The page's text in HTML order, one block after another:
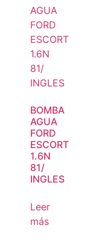
BOMBA
AGUA
FORD
ESCORT
1.6N
81/
INGLES
Leer
más